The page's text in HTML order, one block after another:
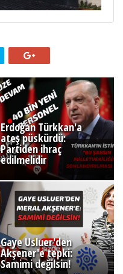
Erdoğan Türkkan'a
ateş püskürdü:
Partiden ihraç
edilmelidir
Gaye Usluer'den
Akşener'e tepki:
Samimi değilsin!